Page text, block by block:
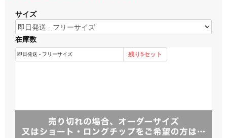
サイズ
在庫数